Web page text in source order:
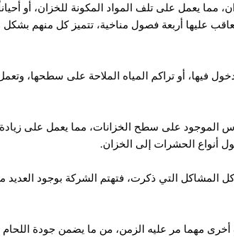
مما يعمل على تلف المواد المكونة للخزان، أو
عليها أربعة فصول مناخية، تتميز كل منهم
فيها، أو تراكم المياه الملاحة على سطحها،
الموجود على سطح الخزانات، مما يعمل على
أنواع الحشرات إلى الخزان.
المشاكل التي ذكرت، فتهتم الشركة بوجود العديد
أخرى مهما مر عليه الزمن، من ما يضمن جودة